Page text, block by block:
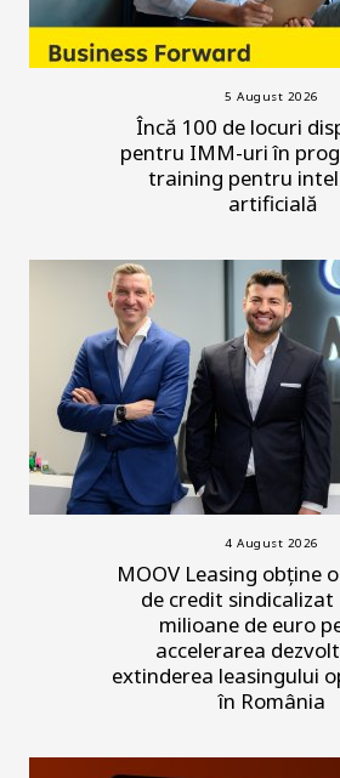
5 August 2026
Încă 100 de locuri
pentru IMM-uri în
training pentru
artificială
4 August 2026
MOOV Leasing obține
de credit sindicalizat
milioane de euro
accelerarea
extinderea leasingului
în România